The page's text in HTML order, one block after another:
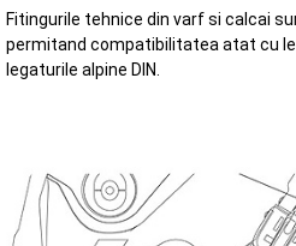
Fitingurile tehnice din varf si calcai
permitand compatibilitatea atat cu
legaturile alpine DIN.